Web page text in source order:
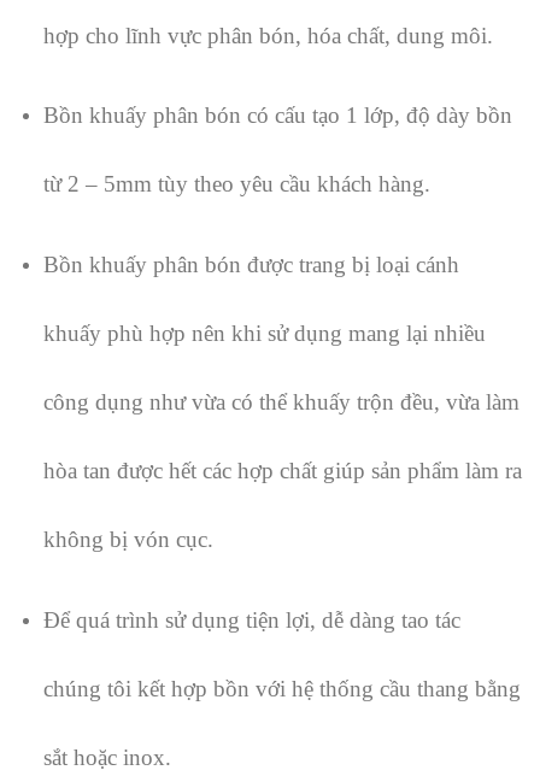
hợp cho lĩnh vực phân bón, hóa chất, dung môi.
Bồn khuấy phân bón có cấu tạo 1 lớp, độ dày bồn
từ 2 – 5mm tùy theo yêu cầu khách hàng.
Bồn khuấy phân bón được trang bị loại cánh
khuấy phù hợp nên khi sử dụng mang lại nhiều
công dụng như vừa có thể khuấy trộn đều, vừa làm
hòa tan được hết các hợp chất giúp sản phẩm làm ra
không bị vón cục.
Để quá trình sử dụng tiện lợi, dễ dàng tao tác
chúng tôi kết hợp bồn với hệ thống cầu thang bằng
sắt hoặc inox.